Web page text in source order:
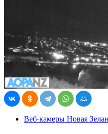
Веб-камеры Новая